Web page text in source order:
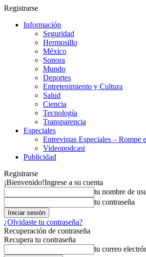
Registrarse
Información
Seguridad
Hermosillo
México
Sonora
Mundo
Deportes
Entretenimiento y Cultura
Salud
Ciencia
Tecnología
Transparencia
Especiales
Entrevistas Especiales – Rompe
Videopodcast
Publicidad
Registrarse
¡Bienvenido!Ingrese a su cuenta
tu nombre de
tu contraseña
¿Olvidaste tu contraseña?
Recuperación de contraseña
Recupera tu contraseña
tu correo